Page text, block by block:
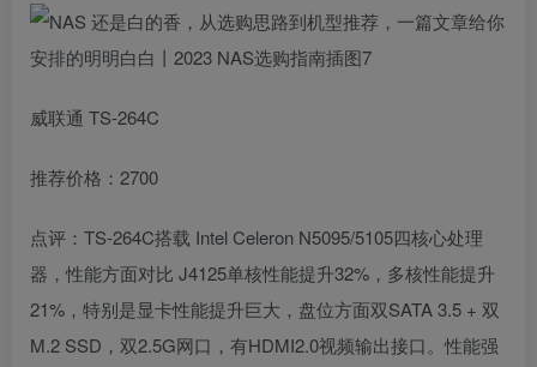
威联通 TS-264C
推荐价格：2700
点评：TS-264C搭载 Intel Celeron N5095/5105四核心处理
器，性能方面对比 J4125单核性能提升32%，多核性能提升
21%，特别是显卡性能提升巨大，盘位方面双SATA 3.5 + 双
M.2 SSD，双2.5G网口，有HDMI2.0视频输出接口。性能强